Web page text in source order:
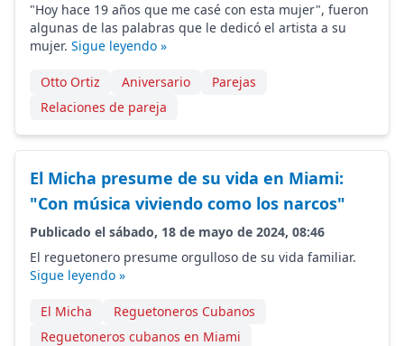
"Hoy hace 19 años que me casé con esta mujer", fueron
algunas de las palabras que le dedicó el artista a su
mujer. Sigue leyendo »
Otto Ortiz Aniversario
Parejas
Relaciones de pareja
El Micha presume de su vida en Miami:
"Con música viviendo como los narcos"
Publicado el sábado, 18 de mayo de 2024, 08:46
El reguetonero presume orgulloso de su vida familiar.
Sigue leyendo »
El Micha
Reguetoneros Cubanos
Reguetoneros cubanos en Miami